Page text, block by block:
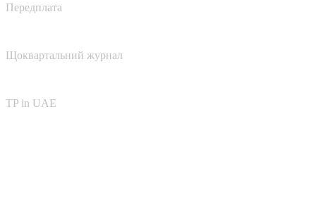
Передплата
Щоквартальний журнал
TP in UAE